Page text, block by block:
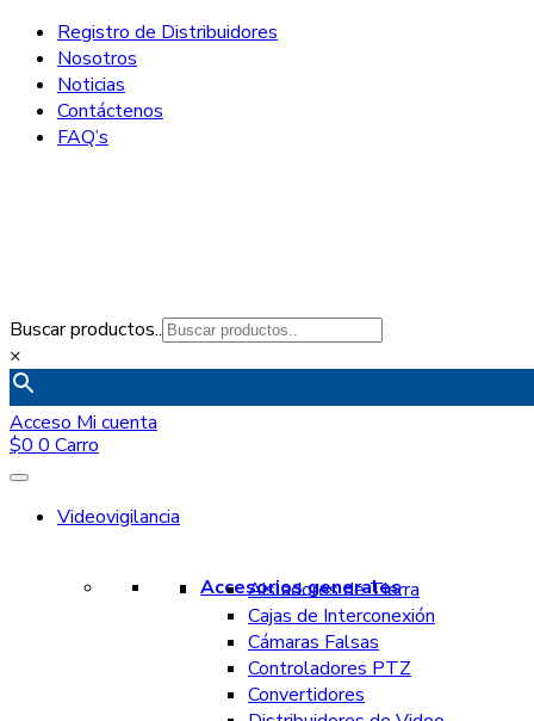
Registro de Distribuidores
Nosotros
Noticias
Contáctenos
FAQ’s
Buscar productos..
×
Acceso Mi cuenta
$0 0 Carro
Videovigilancia
Accesorios generales
Aisladores de Tierra
Cajas de Interconexión
Cámaras Falsas
Controladores PTZ
Convertidores